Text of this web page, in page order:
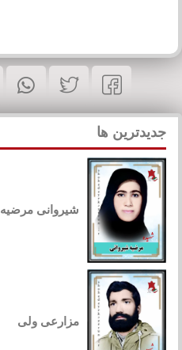
جدیدترین ها
شیروانی مرضیه
مزارعی ولی